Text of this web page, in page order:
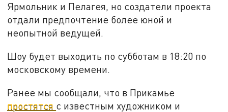
Ярмольник и Пелагея, но создатели проекта
отдали предпочтение более юной и
неопытной ведущей.
Шоу будет выходить по субботам в 18:20 по
московскому времени.
Ранее мы сообщали, что в Прикамье
простятся с известным художником и